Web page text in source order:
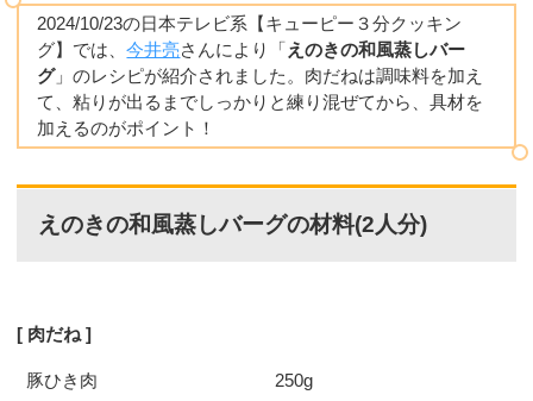
2024/10/23の日本テレビ系【キューピー３分クッキン
グ】では、今井亮さんにより「えのきの和風蒸しバー
グ」のレシピが紹介されました。肉だねは調味料を加え
て、粘りが出るまでしっかりと練り混ぜてから、具材を
加えるのがポイント！
えのきの和風蒸しバーグの材料(2人分)
肉だね
豚ひき肉 250g